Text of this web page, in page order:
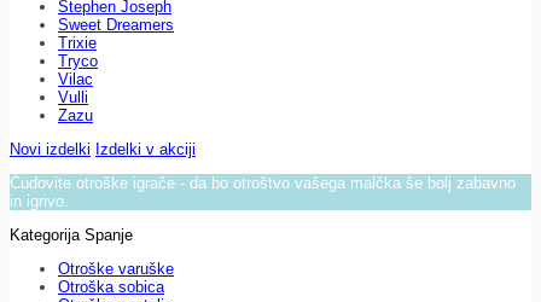
Stephen Joseph
Sweet Dreamers
Trixie
Tryco
Vilac
Vulli
Zazu
Novi izdelki Izdelki v akciji
Čudovite otroške igrače - da bo otroštvo vašega malčka še bolj zabavno
in igrivo.
Kategorija Spanje
Otroške varuške
Otroška sobica